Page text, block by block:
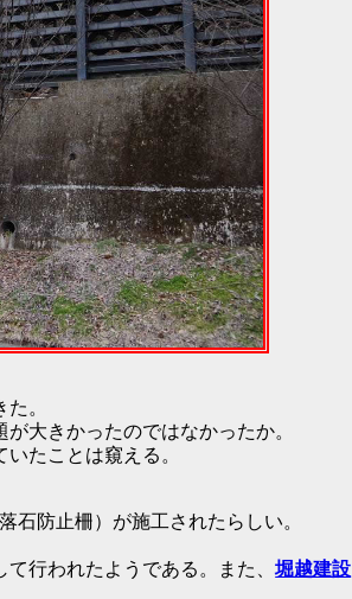
。
大きかったのではなかったか。
たことは窺える。
石防止柵）が施工されたらしい。
て行われたようである。また、堀越建設